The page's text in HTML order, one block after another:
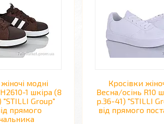
модні
1 шкіра (8
"STILLI Group"
прямого
Кросівки
Весна/осінь R10
р.36-41) "STILLI
від прямого